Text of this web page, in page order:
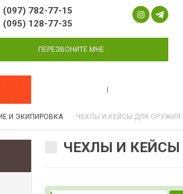
(097) 782-77-15
(095) 128-77-35
ПЕРЕЗВОНИТЕ МНЕ
И ЭКИПИРОВКА ЧЕХЛЫ И КЕЙСЫ ДЛЯ ОРУЖИЯ
ЧЕХЛЫ И КЕЙСЫ